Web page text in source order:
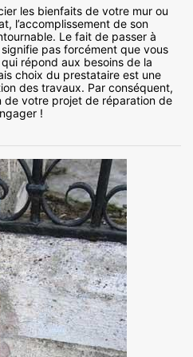
les bienfaits de votre mur ou
l’accomplissement de son
Le fait de passer à
pas forcément que vous
répond aux besoins de la
choix du prestataire est une
des travaux. Par conséquent,
de votre projet de réparation de
!